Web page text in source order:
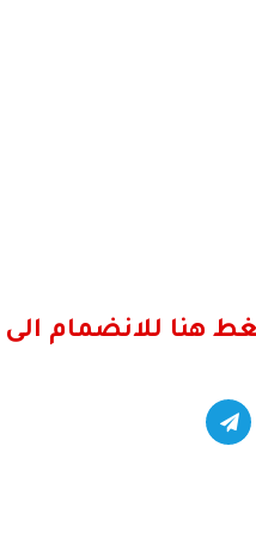
هنا للانضمام